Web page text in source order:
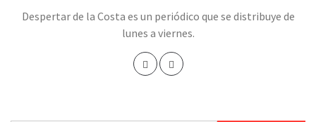
Despertar de la Costa es un periódico que se distribuye de
lunes a viernes.